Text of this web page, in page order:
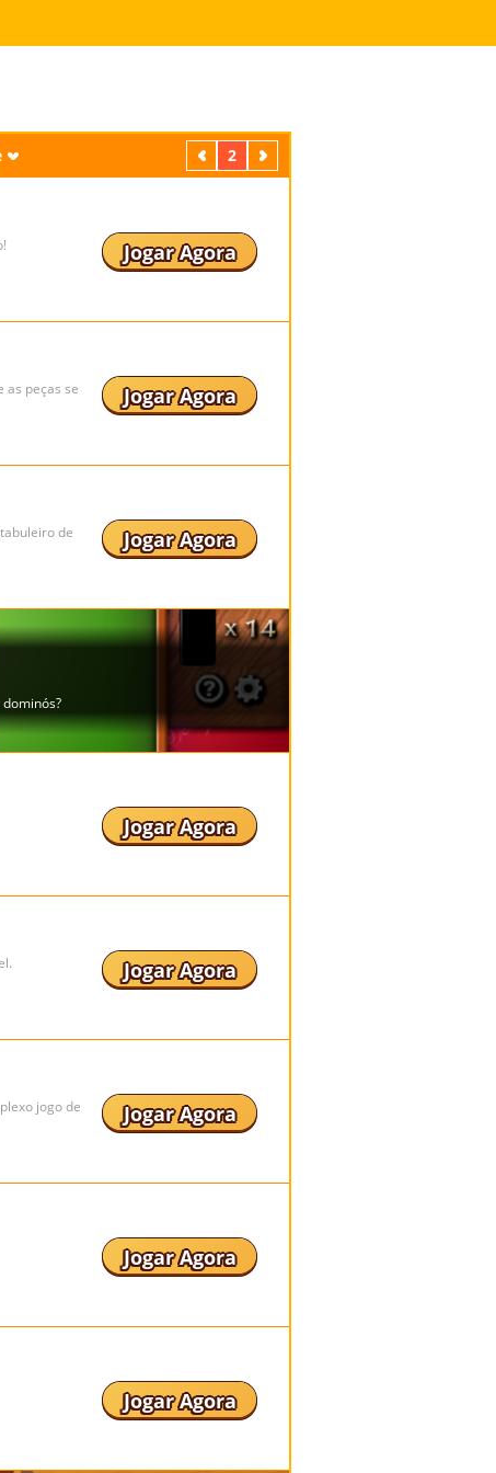
Anterior
2 Próximo
Jogar Agora
as peças se
Jogar Agora
de
Jogar Agora
Jogar Agora
Jogar Agora
jogo de
Jogar Agora
Jogar Agora
Jogar Agora